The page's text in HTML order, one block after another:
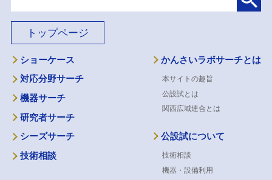
トップページ
ショーケース
対応分野サーチ
機器サーチ
研究者サーチ
シーズサーチ
技術相談
かんさいラボサーチとは
本サイトの趣旨
公設試とは
関西広域連合とは
公設試について
技術相談
機器・設備利用